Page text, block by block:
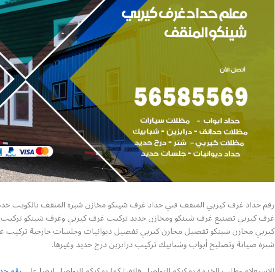
رقم حداد غرف كيربي المنقف فني حداد غرف شينكو مخازن شبره المنقف بالكويت
غرف كيربي تصنيع غرف شينكو ومخازن حديد تركيب غرف كيربي وغرف شينكو
كيربي مخازن شينكو تفصيل مخازن كيربي تفصيل ديوانيات وجلسات خارجية
شبرة صيانة وتصليح أبواب وشبابيك تركيب درابزين درج حديد وغيرها.